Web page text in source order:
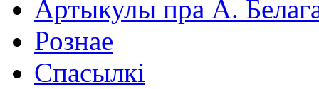
Артыкулы пра А.
Рознае
Спасылкі